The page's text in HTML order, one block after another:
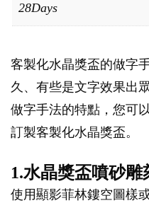
28Days
客製化水晶獎盃的做字
久、有些是文字效果出
做字手法的特點，您可
訂製客製化水晶獎盃。
1.水晶獎盃噴砂雕
使用顯影菲林鏤空圖樣